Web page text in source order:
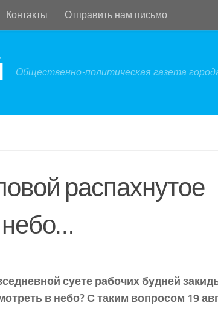
Контакты Отправить нам письмо
Общественно-политическая газета
распахнутое
суете рабочих будней
в небо? С таким вопросом 19